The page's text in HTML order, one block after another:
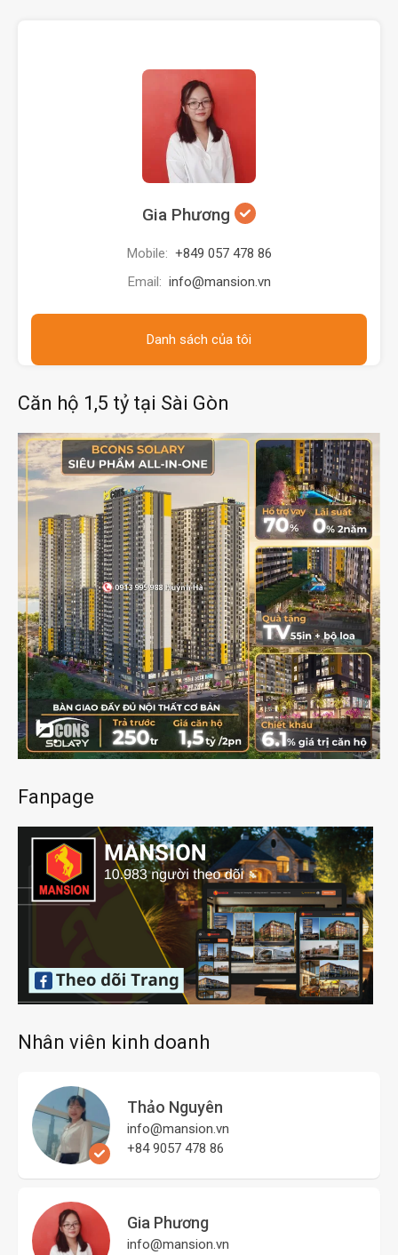
Gia Phương
Mobile: +849 057 478 86
Email: info@mansion.vn
Danh sách của tôi
Căn hộ 1,5 tỷ tại Sài Gòn
Fanpage
Nhân viên kinh doanh
Thảo Nguyên
info@mansion.vn
+84 9057 478 86
Gia Phương
info@mansion.vn